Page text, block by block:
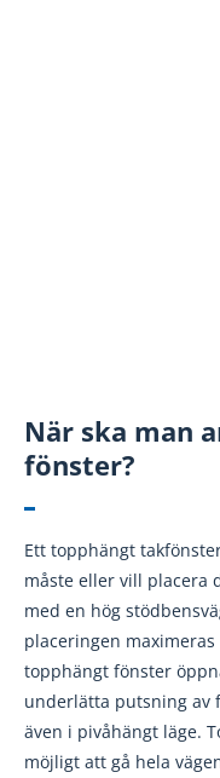
När ska man
fönster?
Ett topphängt
måste eller vill placera
med en hög
placeringen
topphängt fönster
underlätta putsning av
även i pivåhängt läge.
möjligt att gå hela